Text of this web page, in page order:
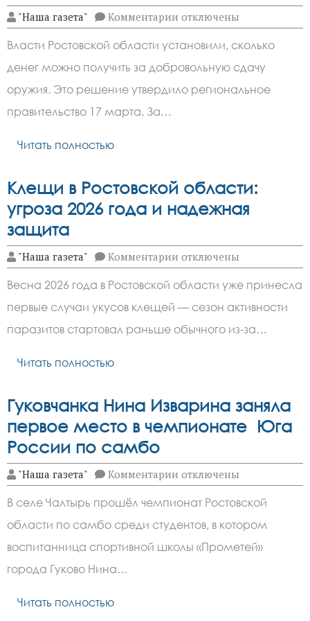
"Наша газета" Комментарии к
записи
сданное
оружие
в
Ростовской
области
отключены
Власти Ростовской области установили, сколько
денег можно получить за добровольную сдачу
оружия. Это решение утвердило региональное
правительство 17 марта. За…
Читать полностью
Клещи в Ростовской области:
угроза 2026 года и надежная
защита
"Наша газета" Комментарии к
записи
Клещи
в
Ростовской
области:
угроза
2026
отключены
Весна 2026 года в Ростовской области уже принесла
первые случаи укусов клещей — сезон активности
паразитов стартовал раньше обычного из-за…
Читать полностью
Гуковчанка Нина Изварина заняла
первое место в чемпионате Юга
России по самбо
"Наша газета" Комментарии к
записи
Гуковчанка
Нина
Изварина
заняла
первое
место
отключены
В селе Чалтырь прошёл чемпионат Ростовской
области по самбо среди студентов, в котором
воспитанница спортивной школы «Прометей»
города Гуково Нина…
Читать полностью